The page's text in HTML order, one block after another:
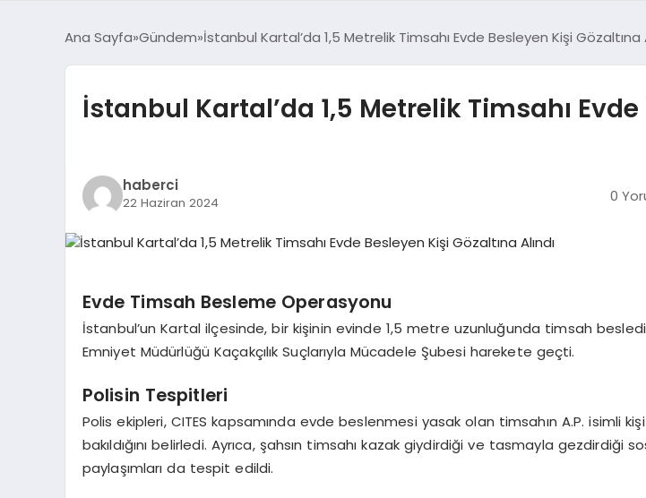
Ana Sayfa Gündem İstanbul Kartal’da 1,5 Metrelik Timsahı Evde Besleyen Kişi Gözaltına
İstanbul Kartal’da 1,5 Metrelik Timsahı Evde
haberci
22 Haziran 2024 0
Evde Timsah Besleme Operasyonu
İstanbul’un Kartal ilçesinde, bir kişinin evinde 1,5 metre uzunluğunda timsah
Emniyet Müdürlüğü Kaçakçılık Suçlarıyla Mücadele Şubesi harekete geçti.
Polisin Tespitleri
Polis ekipleri, CITES kapsamında evde beslenmesi yasak olan timsahın A.P. isimli
bakıldığını belirledi. Ayrıca, şahsın timsahı kazak giydirdiği ve tasmayla gezdirdiği
paylaşımları da tespit edildi.